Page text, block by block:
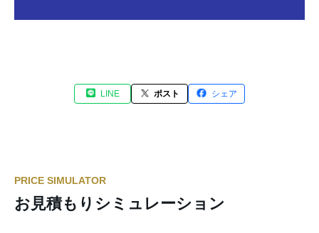
LINE ポスト シェア
PRICE SIMULATOR
お見積もりシミュレーション